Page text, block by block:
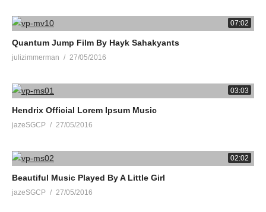
07:02
Quantum Jump Film By Hayk Sahakyants
julizimmerman 27/05/2016
03:03
Hendrix Official Lorem Ipsum Music
jazeSGCP 27/05/2016
02:02
Beautiful Music Played By A Little Girl
jazeSGCP 27/05/2016